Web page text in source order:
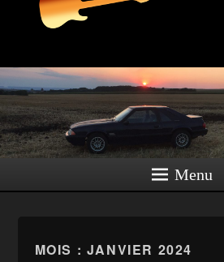
Menu
MOIS : JANVIER 2024